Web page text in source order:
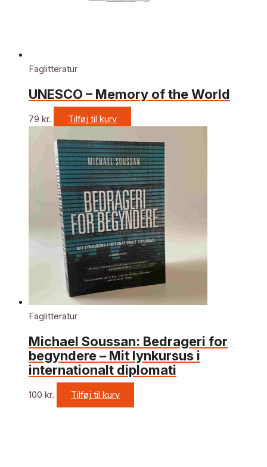
Faglitteratur
UNESCO – Memory of the World
79 kr. Tilføj til kurv
Faglitteratur
Michael Soussan: Bedrageri for
begyndere – Mit lynkursus i
internationalt diplomati
100 kr. Tilføj til kurv